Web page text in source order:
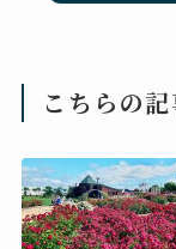
こちらの